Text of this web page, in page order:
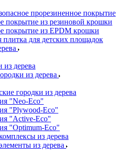
прорезиненное покрытие
покрытие из резиновой крошки
покрытие из EPDM крошки
плитка для детских площадок
дерева
из дерева
городки из дерева
"Neo-Eco"
"Plywood-Eco"
"Active-Eco"
"Оptimum-Еco"
из дерева
из дерева